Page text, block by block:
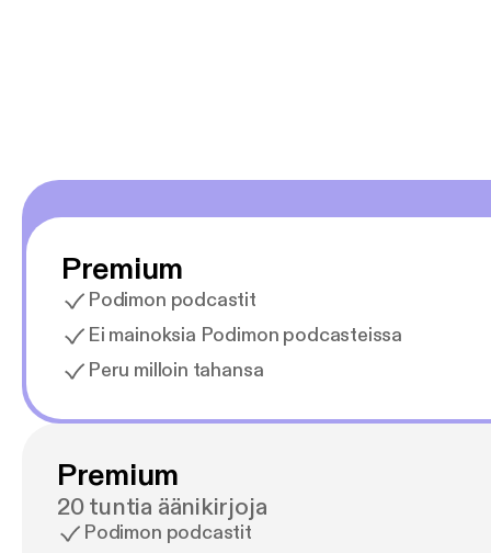
Premium
Podimon podcastit
Ei mainoksia Podimon podcasteissa
Peru milloin tahansa
Premium
20 tuntia äänikirjoja
Podimon podcastit